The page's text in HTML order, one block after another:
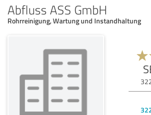
Abfluss ASS GmbH
Rohrreinigung, Wartung und Instandhaltung